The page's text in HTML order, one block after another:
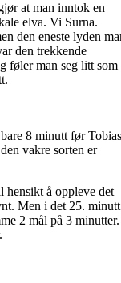
at man inntok en
elva. Vi Surna.
den eneste lyden
den trekkende
føler man seg litt som
8 minutt før Tobias
vakre sorten er
hensikt å oppleve det
Men i det 25. minutt
2 mål på 3 minutter.